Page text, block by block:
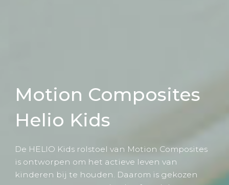
Motion Composites
Helio Kids
De HELIO Kids rolstoel van Motion Composites
is ontworpen om het actieve leven van
kinderen bij te houden. Daarom is gekozen